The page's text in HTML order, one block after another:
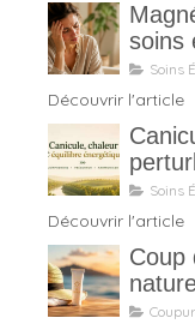
soins
neSoins
Découvrir l'article
Soins
Découvrir l'article
Coup